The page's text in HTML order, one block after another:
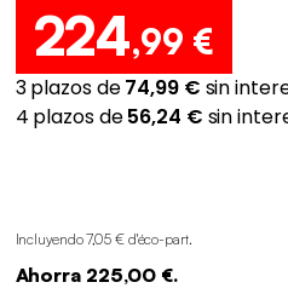
224,99 €
Incluyendo 7,05 € d'éco-part.
Ahorra 225,00 €.